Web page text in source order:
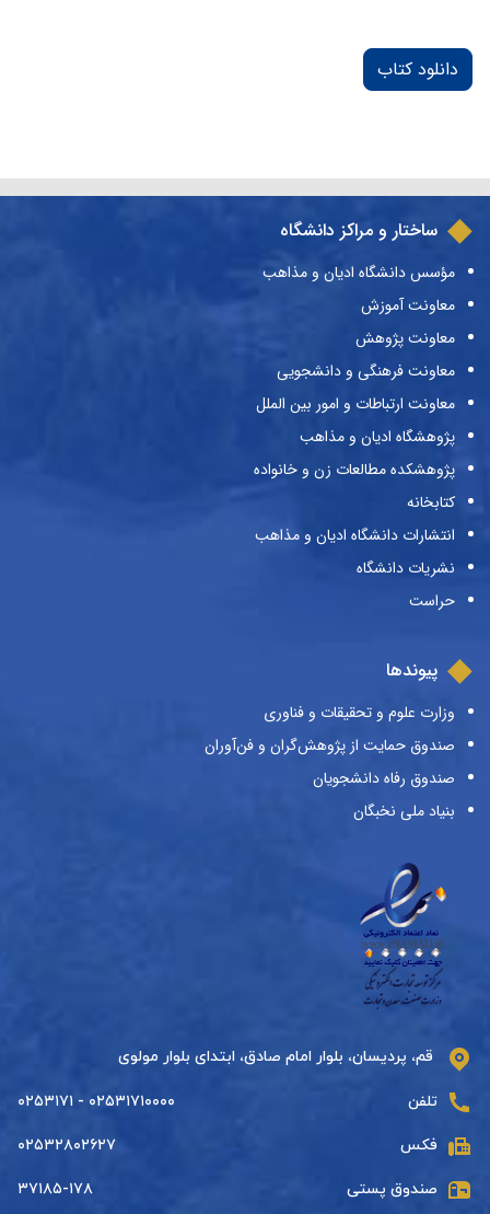
دانلود کتاب
ساختار و مراکز دانشگاه
مؤسس دانشگاه ادیان و مذاهب
معاونت آموزش
معاونت پژوهش
معاونت فرهنگی و دانشجویی
معاونت ارتباطات و امور بین الملل
پژوهشگاه ادیان و مذاهب
پژوهشکده مطالعات زن و خانواده
کتابخانه
انتشارات دانشگاه ادیان و مذاهب
نشریات دانشگاه
حراست
پیوندها
وزارت علوم و تحقیقات و فناوری
صندوق حمایت از پژوهش‌گران و فن‌آوران
صندوق رفاه دانشجویان
بنیاد ملی نخبگان
قم، پردیسان، بلوار امام صادق، ابتدای بلوار مولوی
تلفن ۰۲۵۳۱۷۱۰۰۰۰ - ۰۲۵۳۱۷۱
فکس ۰۲۵۳۲۸۰۲۶۲۷
صندوق پستی ۳۷۱۸۵-۱۷۸